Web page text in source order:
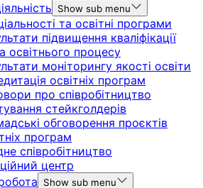
Show sub menu
та освітні програми
підвищення кваліфікації
освітнього процесу
моніторингу якості освіти
освітніх програм
про співробітництво
стейкголдерів
обговорення проєктів
програм
співробітництво
центр
Show sub menu